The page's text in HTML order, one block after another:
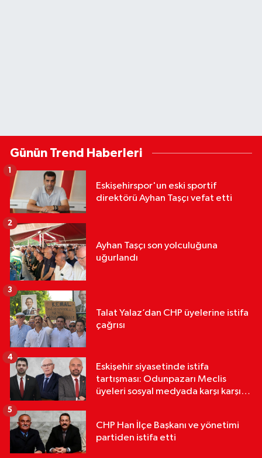
Günün Trend Haberleri
Eskişehirspor'un eski sportif
direktörü Ayhan Taşçı vefat etti
1
Ayhan Taşçı son yolculuğuna
uğurlandı
2
Talat Yalaz’dan CHP üyelerine istifa
çağrısı
3
Eskişehir siyasetinde istifa
tartışması: Odunpazarı Meclis
üyeleri sosyal medyada karşı karşıya
4
CHP Han İlçe Başkanı ve yönetimi
partiden istifa etti
5